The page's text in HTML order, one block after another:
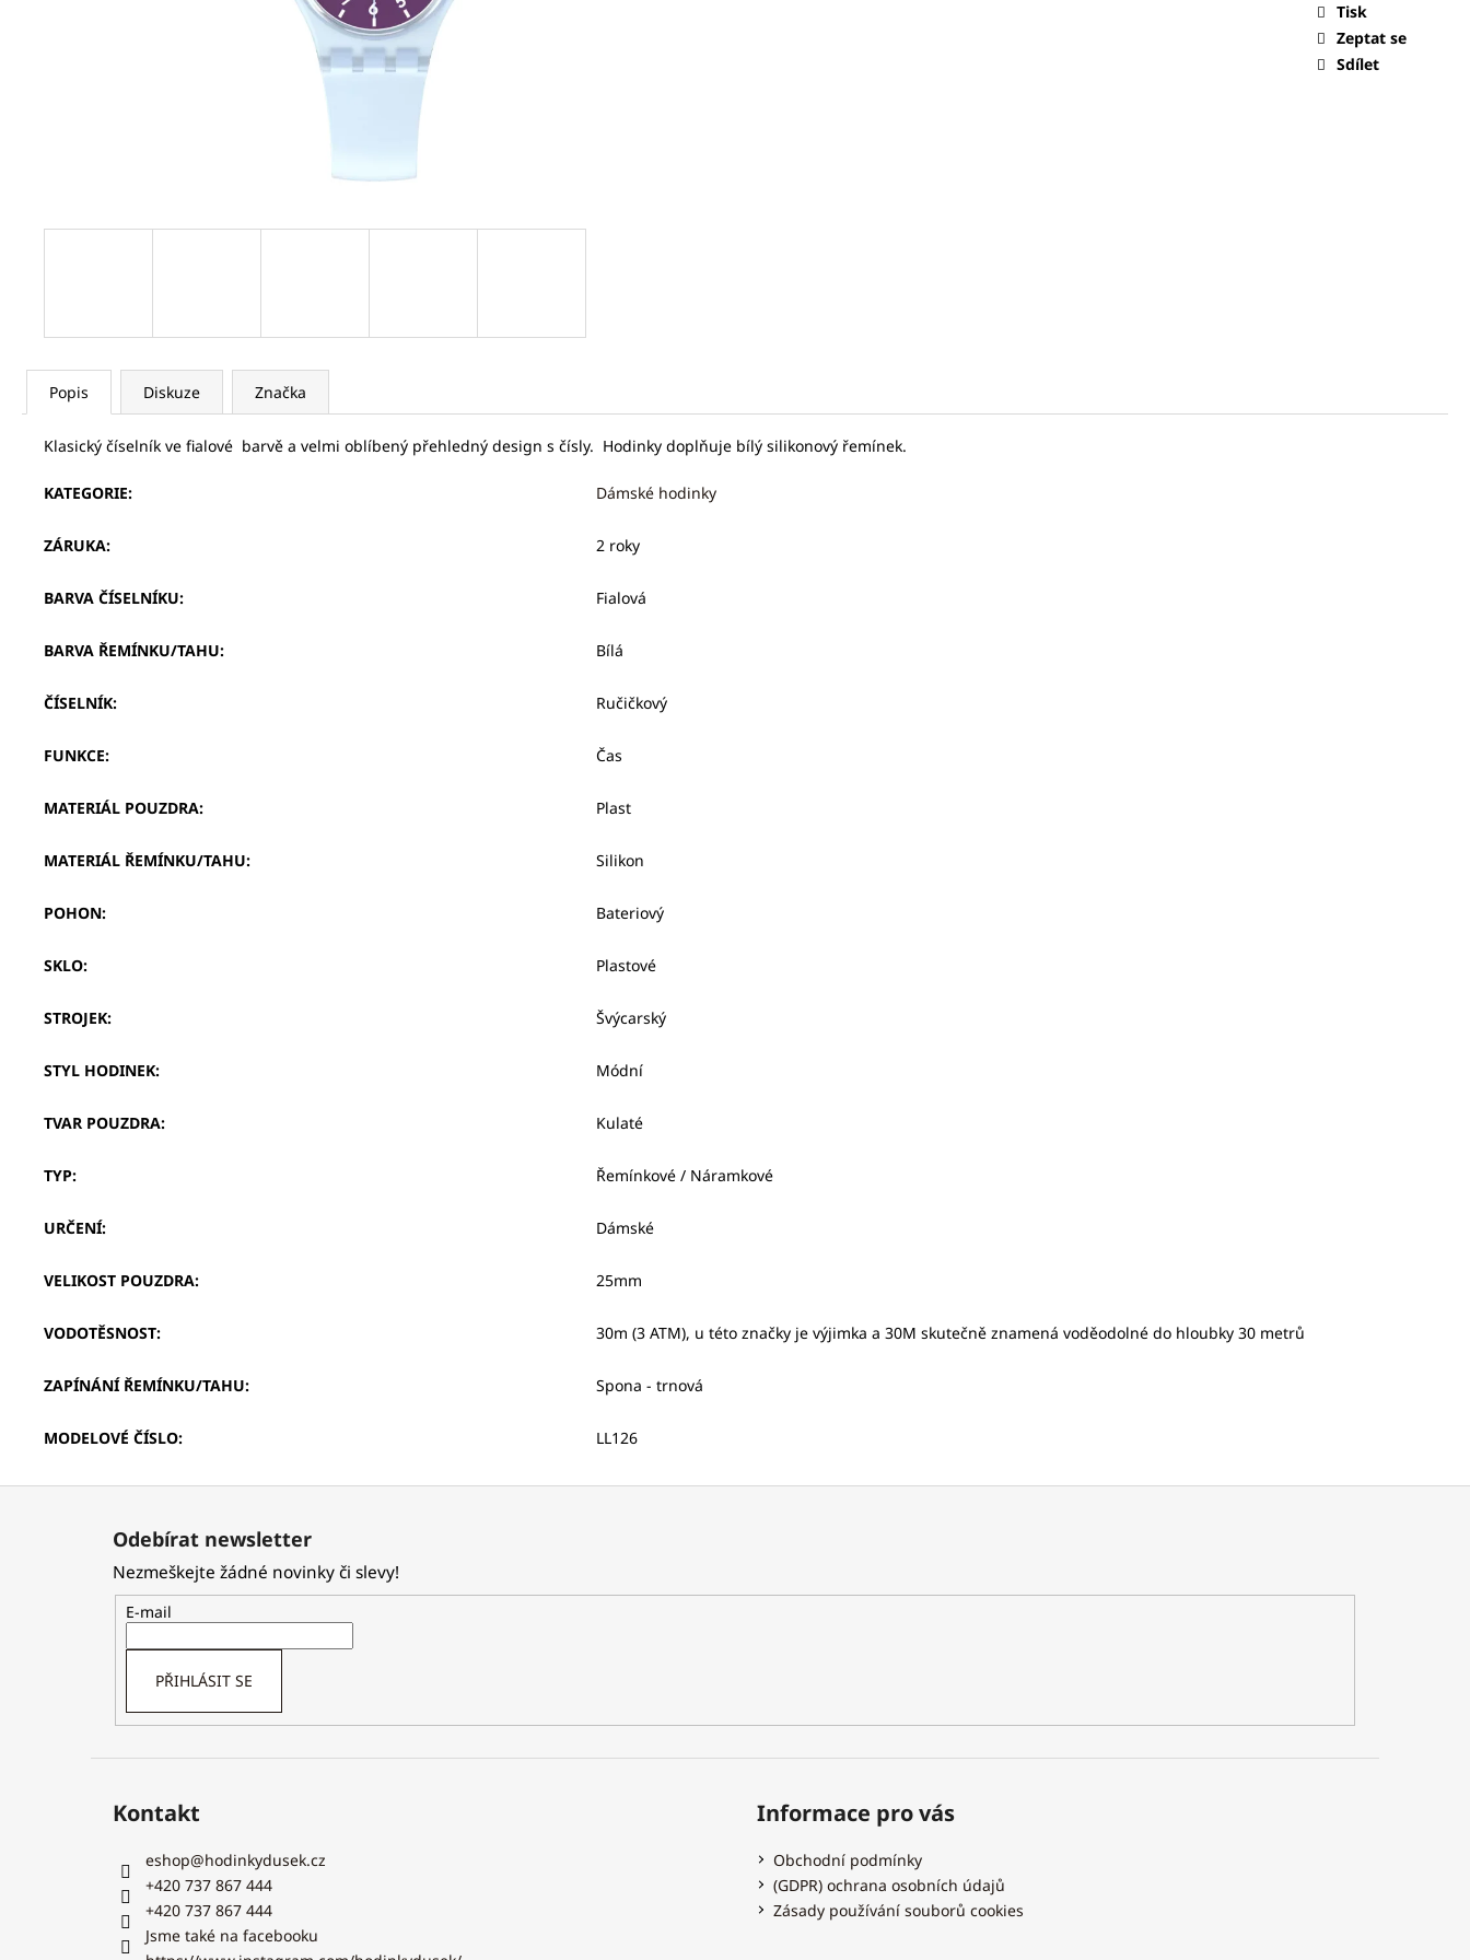
Tisk
Zeptat se
Sdílet
Popis Diskuze Značka
Klasický číselník ve fialové barvě a velmi oblíbený přehledný design s čísly. Hodinky doplňuje bílý silikonový řemínek.
KATEGORIE: Dámské hodinky
ZÁRUKA: 2 roky
BARVA ČÍSELNÍKU: Fialová
BARVA ŘEMÍNKU/TAHU: Bílá
ČÍSELNÍK: Ručičkový
FUNKCE: Čas
MATERIÁL POUZDRA: Plast
MATERIÁL ŘEMÍNKU/TAHU: Silikon
POHON: Bateriový
SKLO: Plastové
STROJEK: Švýcarský
STYL HODINEK: Módní
TVAR POUZDRA: Kulaté
TYP: Řemínkové / Náramkové
URČENÍ: Dámské
VELIKOST POUZDRA: 25mm
VODOTĚSNOST: 30m (3 ATM), u této značky je výjimka a 30M skutečně znamená voděodolné do hloubky 30 metrů
ZAPÍNÁNÍ ŘEMÍNKU/TAHU: Spona - trnová
MODELOVÉ ČÍSLO: LL126
Odebírat newsletter
Nezmeškejte žádné novinky či slevy!
E-mail
PŘIHLÁSIT SE
Kontakt
eshop@hodinkydusek.cz
+420 737 867 444
+420 737 867 444
Jsme také na facebooku
Informace pro vás
Obchodní podmínky
(GDPR) ochrana osobních údajů
Zásady používání souborů cookies